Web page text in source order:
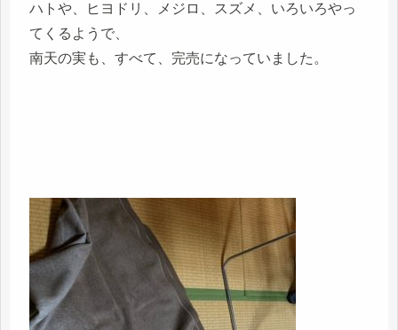
ハトや、ヒヨドリ、メジロ、スズメ、いろいろやっ
てくるようで、
南天の実も、すべて、完売になっていました。